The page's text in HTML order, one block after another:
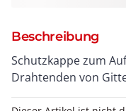
Beschreibung
Schutzkappe zum
Drahtenden von